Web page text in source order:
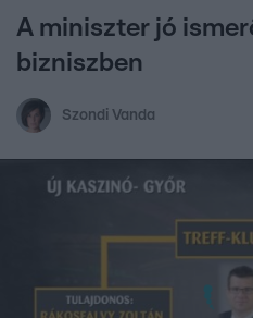
A miniszter jó
bizniszben
Szondi Vanda